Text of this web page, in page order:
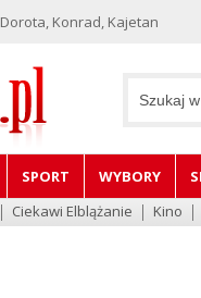
Dorota, Konrad, Kajetan
SPORT WYBORY
Ciekawi Elblążanie Kino